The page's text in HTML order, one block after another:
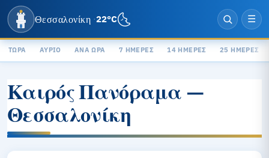
Θεσσαλονίκη ·22°C🌜 ☰
ΤΏΡΑ ΑΎΡΙΟ ΑΝΆ ΏΡΑ 7 ΗΜΈΡΕΣ 14 ΗΜΈΡΕΣ 25 ΗΜΈΡΕΣ
Καιρός Πανόραμα —
Θεσσαλονίκη